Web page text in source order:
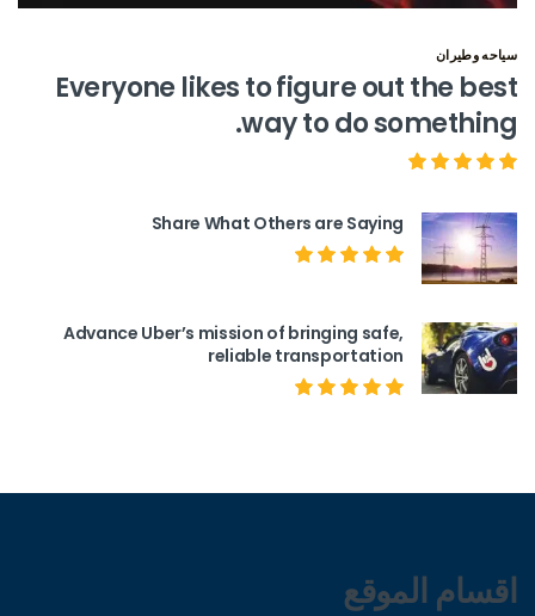
سياحه وطيران
Everyone likes to figure out the best
way to do something.
Share What Others are Saying
Advance Uber’s mission of bringing safe,
reliable transportation
اقسام الموقع